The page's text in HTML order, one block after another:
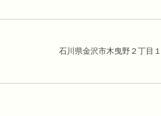
石川県金沢市木曳野２丁目